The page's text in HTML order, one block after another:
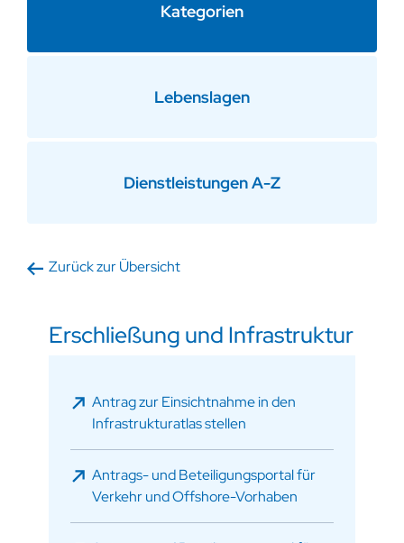
Kategorien
Lebenslagen
Dienstleistungen A-Z
Zurück zur Übersicht
Erschließung und Infrastruktur
Antrag zur Einsichtnahme in den
Infrastrukturatlas stellen
Antrags- und Beteiligungsportal für
Verkehr und Offshore-Vorhaben